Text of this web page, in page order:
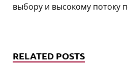
выбору и высокому потоку
RELATED POSTS